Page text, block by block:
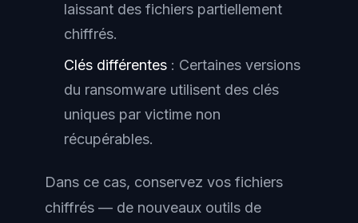
laissant des fichiers partiellement
chiffrés.
Clés différentes : Certaines versions
du ransomware utilisent des clés
uniques par victime non
récupérables.
Dans ce cas, conservez vos fichiers
chiffrés — de nouveaux outils de